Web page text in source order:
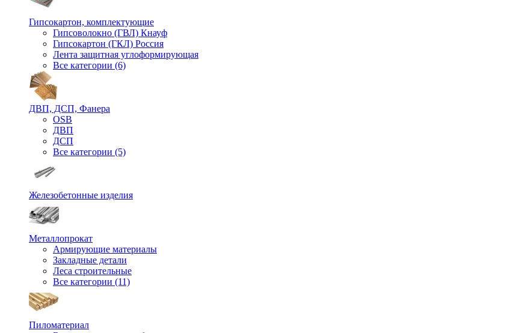
Гипсокартон, комплектующие
Гипсоволокно (ГВЛ) Кнауф
Гипсокартон (ГКЛ) Россия
Лента защитная углоформирующая
Все категории (6)
ДВП, ДСП, Фанера
OSB
ДВП
ДСП
Все категории (5)
Железобетонные изделия
Металлопрокат
Армирующие материалы
Закладные детали
Леса строительные
Все категории (11)
Пиломатериал